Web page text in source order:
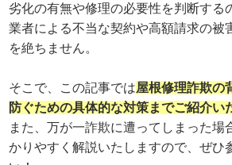
劣化の有無や修理の必要性を判断する
業者による不当な契約や高額請求の被
を絶ちません。
そこで、この記事では屋根修理詐欺の
防ぐための具体的な対策までご紹介い
また、万が一詐欺に遭ってしまった場
かりやすく解説いたしますので、ぜひ